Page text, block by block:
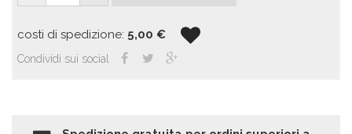
costi di spedizione: 5,00 €
Condividi sui social